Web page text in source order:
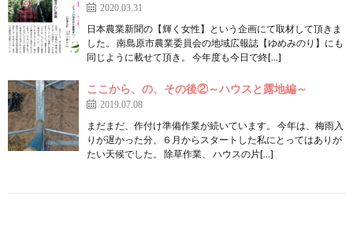
2020.03.31
日本農業新聞の【輝く女性】という企画にて取材して頂きま
した。 南島原市農業委員会の地域広報誌【ゆめみのり】にも
同じように載せて頂き。 今年度も今日で終[…]
ここから、の、その後②～ハウスと露地編～
2019.07.08
まだまだ、作付け準備作業が続いています。 今年は、梅雨入
りが遅かった分、６月からスタートした私にとってはありが
たい天候でした。 除草作業、 ハウスの片[…]